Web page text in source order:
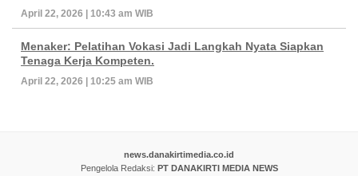
April 22, 2026 | 10:43 am WIB
Menaker: Pelatihan Vokasi Jadi Langkah Nyata Siapkan
Tenaga Kerja Kompeten.
April 22, 2026 | 10:25 am WIB
news.danakirtimedia.co.id
Pengelola Redaksi: PT DANAKIRTI MEDIA NEWS